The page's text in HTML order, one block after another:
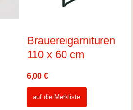
Brauereigarnituren
110 x 60 cm
6,00€
auf die Merkliste